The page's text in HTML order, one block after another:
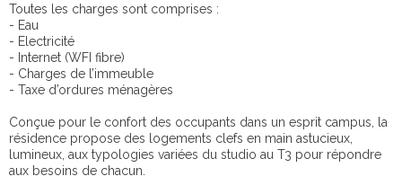
Toutes les charges sont comprises :
- Eau
- Electricité
- Internet (WFI fibre)
- Charges de l’immeuble
- Taxe d’ordures ménagères
Conçue pour le confort des occupants dans un esprit campus, la
résidence propose des logements clefs en main astucieux,
lumineux, aux typologies variées du studio au T3 pour répondre
aux besoins de chacun.